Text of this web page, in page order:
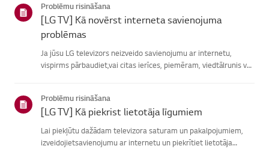
Problēmu risināšana
[LG TV] Kā novērst interneta savienojuma
problēmas
Ja jūsu LG televizors neizveido savienojumu ar internetu,
vispirms pārbaudiet,vai citas ierīces, piemēram, viedtālrunis vai
Problēmu risināšana
[LG TV] Kā piekrist lietotāja līgumiem
Lai piekļūtu dažādam televizora saturam un pakalpojumiem,
izveidojietsavienojumu ar internetu un piekrītiet lietotāja